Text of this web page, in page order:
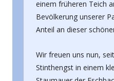
einem früheren Teich
Bevölkerung unserer
Anteil an dieser
Wir freuen uns nun,
Stinthengst in einem